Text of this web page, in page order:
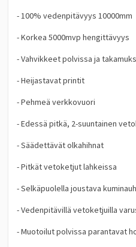
- 100% vedenpitävyys 10000mm
- Korkea 5000mvp hengittävyys
- Vahvikkeet polvissa ja
- Heijastavat printit
- Pehmeä verkkovuori
- Edessä pitkä, 2-suuntainen
- Säädettävät olkahihnat
- Pitkät vetoketjut lahkeissa
- Selkäpuolella joustava
- Vedenpitävillä vetoketjuilla
- Muotoilut polvissa parantavat